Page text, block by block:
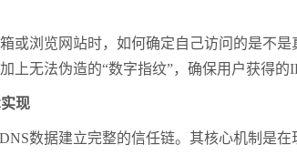
或浏览网站时，如何确定自己访问的是不
上无法伪造的“数字指纹”，确保用户获得的
现
DNS数据建立完整的信任链。其核心机制是在